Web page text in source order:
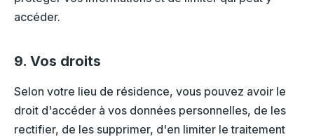
accéder.
9. Vos droits
Selon votre lieu de résidence, vous pouvez avoir le
droit d'accéder à vos données personnelles, de les
rectifier, de les supprimer, d'en limiter le traitement